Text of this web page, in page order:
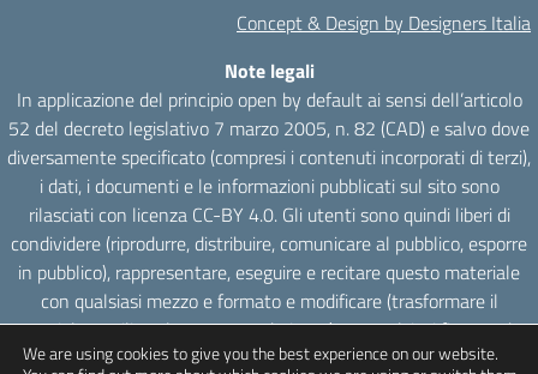
Concept & Design by Designers Italia
Note legali
In applicazione del principio open by default ai sensi dell’articolo
52 del decreto legislativo 7 marzo 2005, n. 82 (CAD) e salvo dove
diversamente specificato (compresi i contenuti incorporati di terzi),
i dati, i documenti e le informazioni pubblicati sul sito sono
rilasciati con licenza CC-BY 4.0. Gli utenti sono quindi liberi di
condividere (riprodurre, distribuire, comunicare al pubblico, esporre
in pubblico), rappresentare, eseguire e recitare questo materiale
con qualsiasi mezzo e formato e modificare (trasformare il
materiale e utilizzarlo per opere derivate) per qualsiasi fine, anche
commerciale con il solo onere di attribuzione, senza apporre
We are using cookies to give you the best experience on our website.